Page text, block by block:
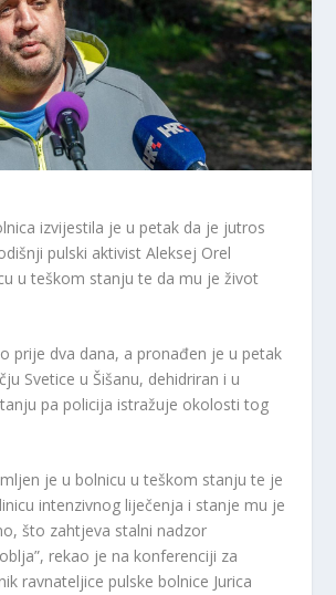
izvijestila je u petak da je jutros
pulski aktivist Aleksej Orel
u teškom stanju te da mu je život
prije dva dana, a pronađen je u petak
Svetice u Šišanu, dehidriran i u
pa policija istražuje okolosti tog
je u bolnicu u teškom stanju te je
intenzivnog liječenja i stanje mu je
što zahtjeva stalni nadzor
rekao je na konferenciji za
ravnateljice pulske bolnice Jurica